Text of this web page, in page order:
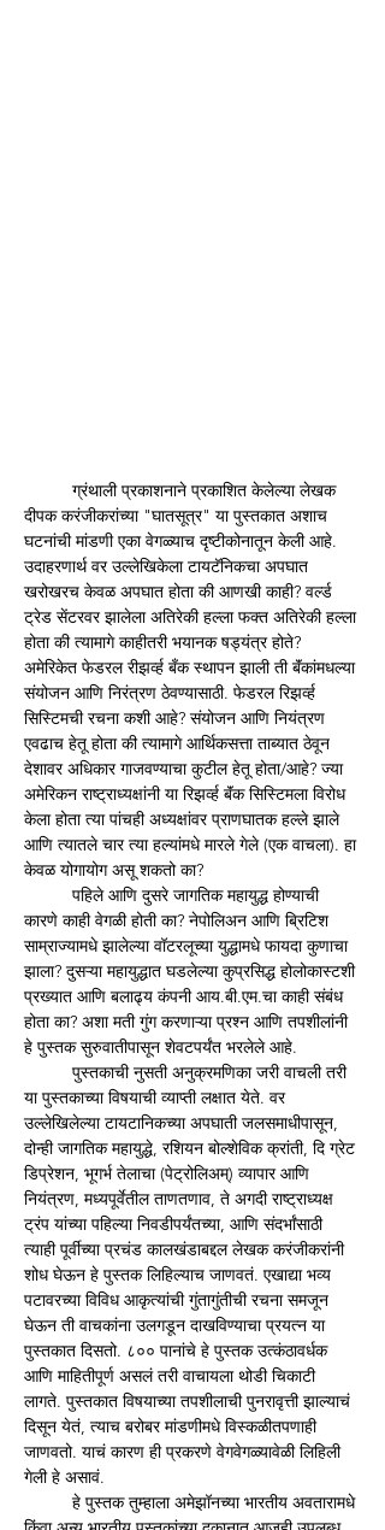
दीपक करंजीकरांच्या "घातसूत्र" या पुस्तकात अशाच
घटनांची मांडणी एका वेगळ्याच दृष्टीकोनातून केली आहे.
उदाहरणार्थ वर उल्लेखिकेला टायटॅनिकचा अपघात
खरोखरच केवळ अपघात होता की आणखी काही? वर्ल्ड
ट्रेड सेंटरवर झालेला अतिरेकी हल्ला फक्त अतिरेकी हल्ला
होता की त्यामागे काहीतरी भयानक षड्यंत्र होते?
अमेरिकेत फेडरल रीझर्व्ह बँक स्थापन झाली ती बॅंकांमधल्या
संयोजन आणि निरंत्रण ठेवण्यासाठी. फेडरल रिझर्व्ह
सिस्टिमची रचना कशी आहे? संयोजन आणि नियंत्रण
एवढाच हेतू होता की त्यामागे आर्थिकसत्ता ताब्यात ठेवून
देशावर अधिकार गाजवण्याचा कुटील हेतू होता/आहे? ज्या
अमेरिकन राष्ट्राध्यक्षांनी या रिझर्व्ह बॅंक सिस्टिमला विरोध
केला होता त्या पांचही अध्यक्षांवर प्राणघातक हल्ले झाले
आणि त्यातले चार त्या हल्यांमधे मारले गेले (एक वाचला). हा
केवळ योगायोग असू शकतो का?
कारणे काही वेगळी होती का? नेपोलिअन आणि ब्रिटिश
साम्राज्यामधे झालेल्या वॉटरलूच्या युद्धामधे फायदा कुणाचा
झाला? दुसऱ्या महायुद्धात घडलेल्या कुप्रसिद्ध होलोकास्टशी
प्रख्यात आणि बलाढ्य कंपनी आय.बी.एम.चा काही संबंध
होता का? अशा मती गुंग करणाऱ्या प्रश्न आणि तपशीलांनी
हे पुस्तक सुरुवातीपासून शेवटपर्यंत भरलेले आहे.
या पुस्तकाच्या विषयाची व्याप्ती लक्षात येते. वर
उल्लेखिलेल्या टायटानिकच्या अपघाती जलसमाधीपासून,
दोन्ही जागतिक महायुद्धे, रशियन बोल्शेविक क्रांती, दि ग्रेट
डिप्रेशन, भूगर्भ तेलाचा (पेट्रोलिअम्) व्यापार आणि
नियंत्रण, मध्यपूर्वेतील ताणतणाव, ते अगदी राष्ट्राध्यक्ष
ट्रंप यांच्या पहिल्या निवडीपर्यंतच्या, आणि संदर्भांसाठी
त्याही पूर्वीच्या प्रचंड कालखंडाबद्दल लेखक करंजीकरांनी
शोध घेऊन हे पुस्तक लिहिल्याच जाणवतं. एखाद्या भव्य
पटावरच्या विविध आकृत्यांची गुंतागुंतीची रचना समजून
घेऊन ती वाचकांना उलगडून दाखविण्याचा प्रयत्न या
पुस्तकात दिसतो. ८०० पानांचे हे पुस्तक उत्कंठावर्धक
आणि माहितीपूर्ण असलं तरी वाचायला थोडी चिकाटी
लागते. पुस्तकात विषयाच्या तपशीलाची पुनरावृत्ती झाल्याचं
दिसून येतं, त्याच बरोबर मांडणीमधे विस्कळीतपणाही
जाणवतो. याचं कारण ही प्रकरणे वेगवेगळ्यावेळी लिहिली
गेली हे असावं.